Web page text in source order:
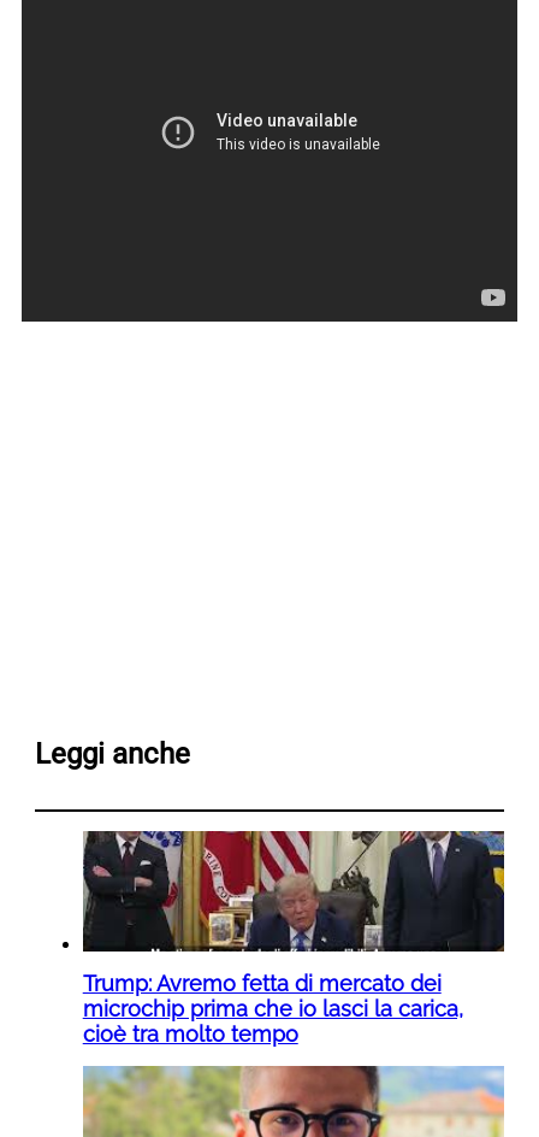
Leggi anche
Trump: Avremo fetta di mercato dei
microchip prima che io lasci la carica,
cioè tra molto tempo